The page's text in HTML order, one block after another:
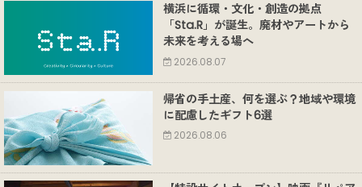
横浜に循環・文化・創造の拠点
「Sta.R」が誕生。廃材やアートから
未来を考える場へ
2026.08.07
帰省の手土産、何を選ぶ？地域や環境
に配慮したギフト6選
2026.08.06